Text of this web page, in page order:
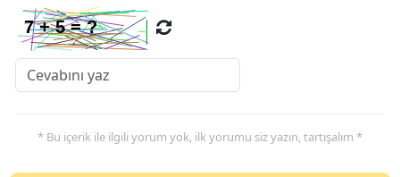
* Bu içerik ile ilgili yorum yok, ilk yorumu siz yazın, tartışalım *